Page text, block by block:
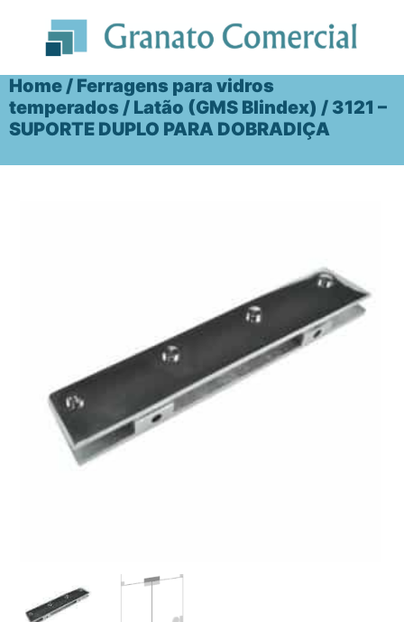
conteúdo
Home / Ferragens para vidros
temperados / Latão (GMS Blindex) / 3121 –
SUPORTE DUPLO PARA DOBRADIÇA